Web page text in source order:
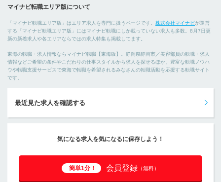
マイナビ転職エリア版について
「マイナビ転職エリア版」はエリア求人を専門に扱うページです。 株式会社マイナビが運営
する「マイナビ転職エリア版」にはマイナビ転職にしか載っていない求人も多数。8月7日更
新の新着求人や各エリアならではの求人特集も掲載してます。
東海の転職・求人情報ならマイナビ転職【東海版】。静岡県静岡市／美容部員の転職・求人
情報などご希望の条件やこだわりの仕事スタイルから求人を探せるほか、豊富な転職ノウハ
ウや転職支援サービスで東海で転職を希望されるみなさんの転職活動を応援する転職サイト
です。
最近見た求人を確認する
気になる求人を気になるに保存しよう！
簡単1分！ 会員登録 （無料）